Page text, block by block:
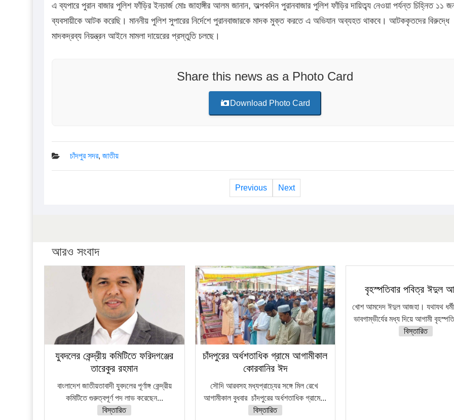
এ ব্যপারে পুরান বাজার পুলিশ ফাঁড়ির ইনচার্জ মোঃ জাহাঙ্গীর আলম জানান, অল্পকদিন পুরানবাজার পুলিশ ফাঁড়ির দায়িত্ব্য নেওয়া পর্যন্ত চিহ্নিত ১১
ব্যবসায়ীকে আটক করেছি। মাননীয় পুলিশ সুপারের নির্দেশে পুরানবাজারকে মাদক মুক্ত করতে এ অভিযান অব্যহত থাকবে। আটককৃতদের বিরুদ্ধে
মাদকদ্রব্য নিয়ন্ত্রন আইনে মামলা দায়েরের প্রস্তুতি চলছে।
Share this news as a Photo Card
Download Photo Card
চাঁদপুর সদর, জাতীয়
Previous Next
আরও সংবাদ
যুবদলের কেন্দ্রীয় কমিটিতে ফরিদগঞ্জের
তারেকুর রহমান
বাংলাদেশ জাতীয়তাবাদী যুবদলের পূর্ণাঙ্গ কেন্দ্রীয়
কমিটিতে গুরুত্বপূর্ণ পদ লাভ করেছেন...
বিস্তারিত
চাঁদপুরের অর্ধশতাধিক গ্রামে আগামীকাল
কোরবানির ঈদ
সৌদি আরবসহ মধ্যপ্রাচ্যের সঙ্গে মিল রেখে
আগামীকাল বুধবার চাঁদপুরের অর্ধশতাধিক গ্রামে...
বিস্তারিত
বৃহস্পতিবার পবিত্র ঈদুল
খোশ আমদেদ ঈদুল আজহা। যথাযথ ধর্মীয়
ভাবগাম্ভীর্যের মধ্য দিয়ে আগামী
বিস্তারিত